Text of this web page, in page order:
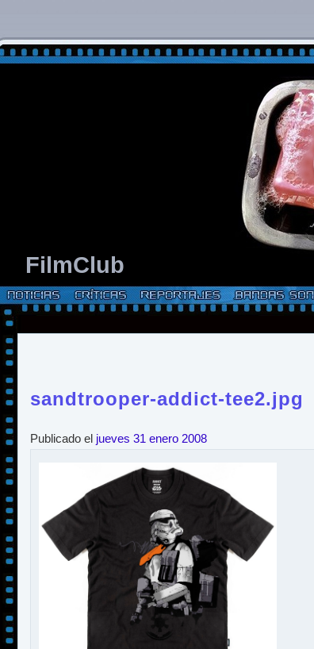
FilmClub
sandtrooper-addict-tee2.jpg
Publicado el jueves 31 enero 2008